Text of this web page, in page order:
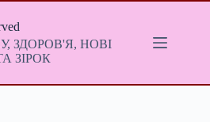
ЗДОРОВ'Я, НОВІ
ЗІРОК